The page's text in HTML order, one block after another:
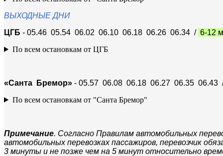
ВЫХОДНЫЕ ДНИ
ЦГБ - 05.46 05.54 06.02 06.10 06.18 06.26 06.34 / 6-12
По всем остановкам от ЦГБ
«Санта Бремор» - 05.57 06.08 06.18 06.27 06.35 06.43
По всем остановкам от "Санта Бремор"
Примечание. Согласно Правилам автомобильных
автомобильных перевозках пассажиров, перевозчик
3 минуты и не позже чем на 5 минут относительно